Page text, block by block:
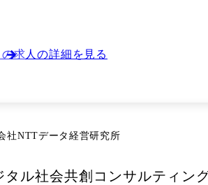
の求人の詳細を見る
社NTTデータ経営研究所
タル社会共創コンサルティン